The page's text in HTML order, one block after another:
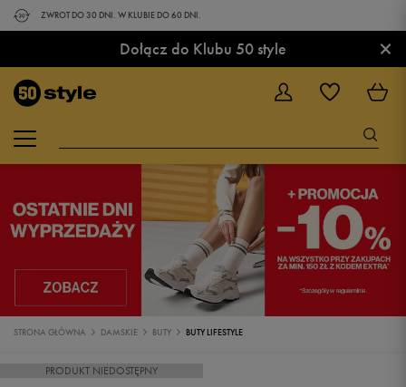
ZWROT DO 30 DNI. W KLUBIE DO 60 DNI.
Dołącz do Klubu 50 style ×
STRONA GŁÓWNA DAMSKIE BUTY BUTY LIFESTYLE
PRODUKT NIEDOSTĘPNY